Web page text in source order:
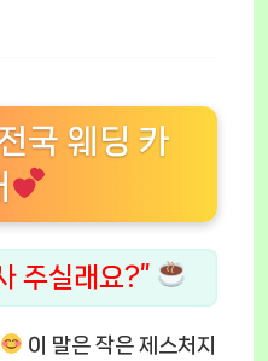
국 웨딩 카
주실래요?”
이 말은 작은 제스처지